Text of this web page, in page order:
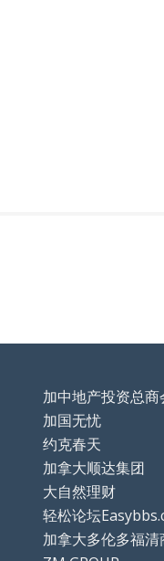
加中地产投资总商
加国无忧
约克春天
加拿大顺达集团
大自然理财
轻松论坛
加拿大多伦多福清